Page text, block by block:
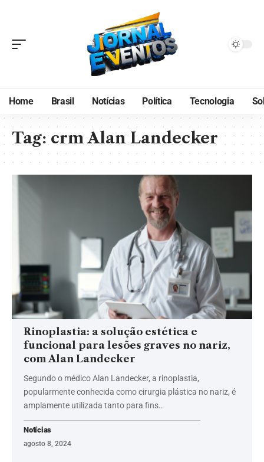
Home Brasil Notícias Política Tecnologia
Tag:crm Alan Landecker
Rinoplastia: a solução estética e
funcional para lesões graves no nariz,
com Alan Landecker
Segundo o médico Alan Landecker, a rinoplastia,
popularmente conhecida como cirurgia plástica no nariz, é
amplamente utilizada tanto para fins…
Notícias
agosto 8, 2024